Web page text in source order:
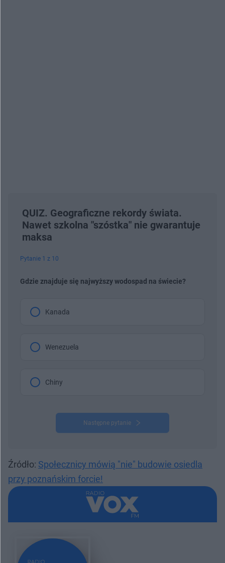
QUIZ. Geograficzne rekordy świata.
Nawet szkolna "szóstka" nie gwarantuje
maksa
Pytanie 1 z 10
Gdzie znajduje się najwyższy wodospad na świecie?
Kanada
Wenezuela
Chiny
Następne pytanie
Źródło: Społecznicy mówią "nie"​ budowie osiedla
przy poznańskim forcie!